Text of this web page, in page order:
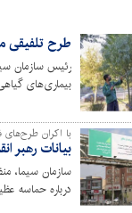
طرح تلفیقی
رئیس سازمان
بیماری‌های گیاهی به
با اکران طرح‌های
بیانات
سازمان سیما،
درباره‌ حماسه